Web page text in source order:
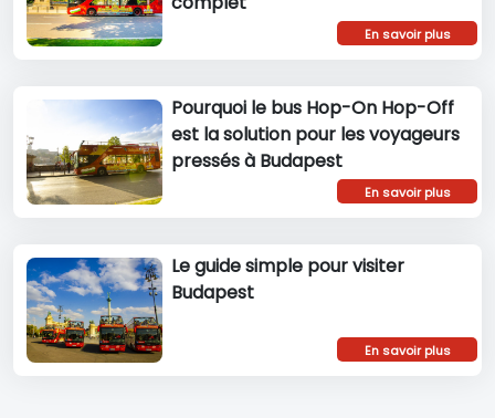
En savoir plus
Pourquoi le bus Hop-On Hop-Off
est la solution pour les voyageurs
pressés à Budapest
En savoir plus
Le guide simple pour visiter
Budapest
En savoir plus